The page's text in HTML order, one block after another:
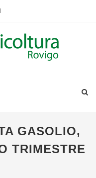
GASOLIO,
TRIMESTRE